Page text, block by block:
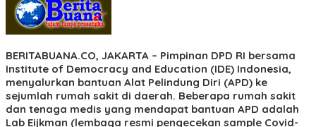
BERITABUANA.CO, JAKARTA – Pimpinan DPD RI bersama
Institute of Democracy and Education (IDE) Indonesia,
menyalurkan bantuan Alat Pelindung Diri (APD) ke
sejumlah rumah sakit di daerah. Beberapa rumah sakit
dan tenaga medis yang mendapat bantuan APD adalah
Lab Eijkman (lembaga resmi pengecekan sample Covid-